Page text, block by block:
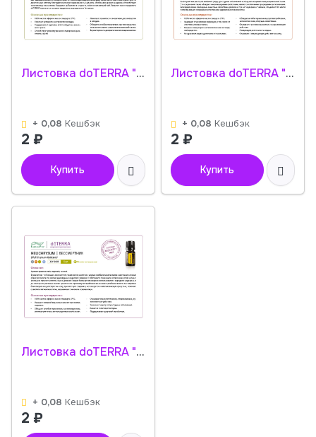
Листовка doTERRA "Кардамон. Эфирное масло" 49350001
+ 0,08 Кешбэк
2 ₽
Купить
Листовка doTERRA "Туя. Эфирное масло" 49360001
+ 0,08 Кешбэк
2 ₽
Купить
Листовка doTERRA "Бессмертник. Эфирное масло" 30410001
+ 0,08 Кешбэк
2 ₽